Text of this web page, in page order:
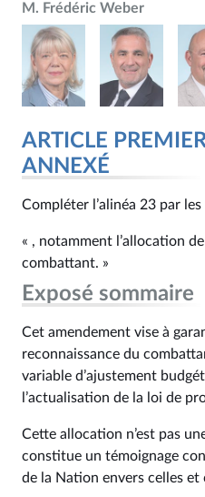
M. Frédéric Weber
ARTICLE
ANNEXÉ
Compléter l’alinéa 23 par les
« , notamment l’allocation
combattant. »
Exposé sommaire
Cet amendement vise à
reconnaissance du
variable d’ajustement
l’actualisation de la loi de
Cette allocation n’est pas
constitue un témoignage
de la Nation envers celles